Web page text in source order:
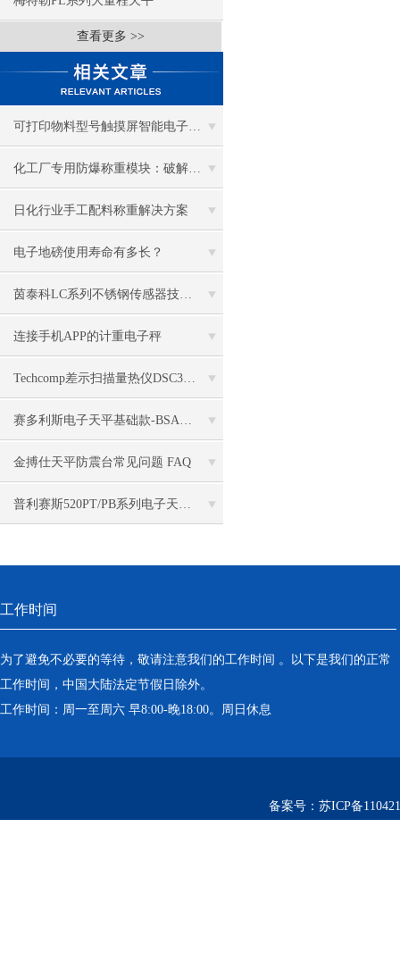
查看更多 >>
可打印物料型号触摸屏智能电子秤在工厂车间的应用
化工厂专用防爆称重模块：破解化工称重难题，筑牢生产安全屏障
日化行业手工配料称重解决方案
电子地磅使用寿命有多长？
茵泰科LC系列不锈钢传感器技术参数
连接手机APP的计重电子秤
Techcomp差示扫描量热仪DSC30测试工业卷材地板固化度
赛多利斯电子天平基础款-BSA和Practum满足您实验室基础称重需求
金搏仕天平防震台常见问题 FAQ
普利赛斯520PT/PB系列电子天平有哪些特性
工作时间
为了避免不必要的等待，敬请注意我们的工作时间 。以下是我们的正常
工作时间，中国大陆法定节假日除外。
工作时间：周一至周六 早8:00-晚18:00。周日休息
备案号： 苏ICP备